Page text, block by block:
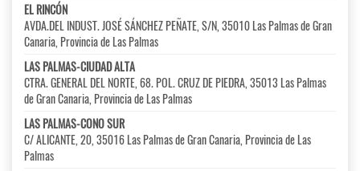
EL RINCÓN
AVDA.DEL INDUST. JOSÉ SÁNCHEZ PEÑATE, S/N, 35010 Las Palmas de Gran
Canaria, Provincia de Las Palmas
LAS PALMAS-CIUDAD ALTA
CTRA. GENERAL DEL NORTE, 68. POL. CRUZ DE PIEDRA, 35013 Las Palmas
de Gran Canaria, Provincia de Las Palmas
LAS PALMAS-CONO SUR
C/ ALICANTE, 20, 35016 Las Palmas de Gran Canaria, Provincia de Las
Palmas